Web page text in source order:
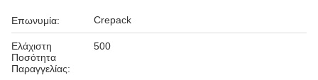
Επωνυμία: Crepack
Ελάχιστη
Ποσότητα
Παραγγελίας:
500